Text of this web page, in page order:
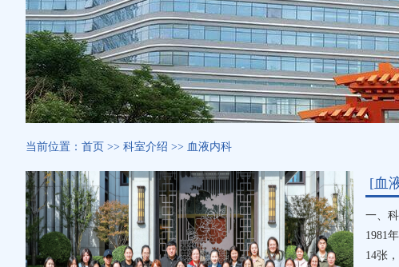
当前位置： 首页 >> 科室介绍 >> 血液内科
[血
一、
1981
14张